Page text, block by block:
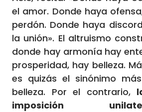
el amor. Donde haya
perdón. Donde haya
la unión». El altruismo
donde hay armonía hay
prosperidad, hay belleza.
es quizás el sinónimo
belleza. Por el contrario,
imposición